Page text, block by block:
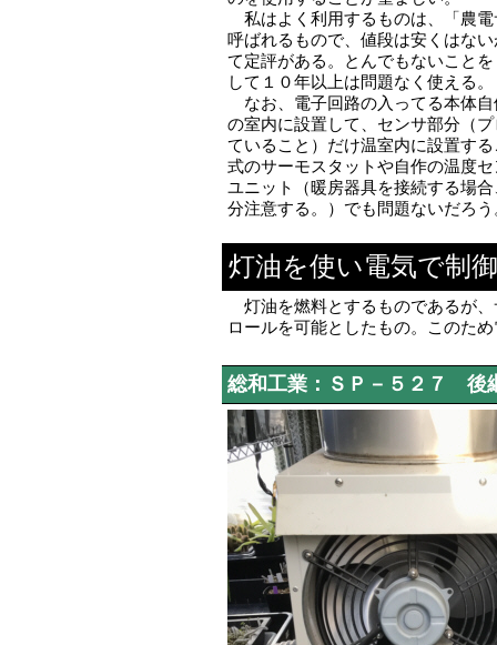
私はよく利用するものは、「農
呼ばれるもので、値段は安くはな
て定評がある。とんでもないこと
して１０年以上は問題なく使える。
なお、電子回路の入ってる本体
の室内に設置して、センサ部分（
ていること）だけ温室内に設置す
式のサーモスタットや自作の温度
ユニット（暖房器具を接続する場
分注意する。）でも問題ないだろう
灯油を使い電気で制
灯油を燃料とするものであるが
ロールを可能としたもの。このた
総和工業：ＳＰ－５２７ 後